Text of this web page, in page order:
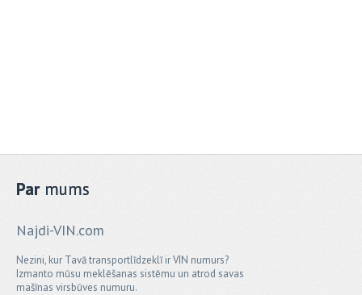
Parmums
Najdi-VIN.com
Nezini, kur Tavā transportlīdzeklī ir VIN numurs?
Izmanto mūsu meklēšanas sistēmu un atrod savas
mašīnas virsbūves numuru.